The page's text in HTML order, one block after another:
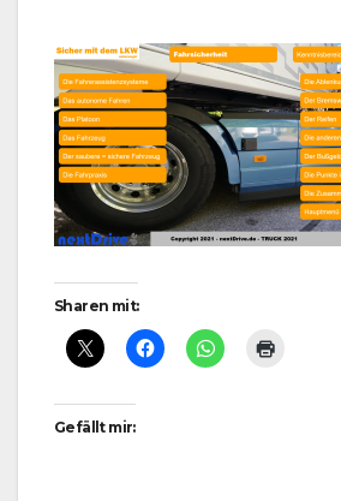
Sharen mit:
Gefällt mir: